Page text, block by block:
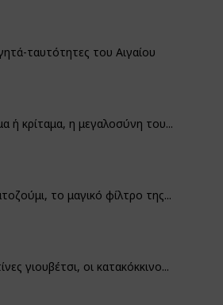
ταυτότητες του Αιγαίου
ή κρίταμα, η μεγαλοσύνη του...
το μαγικό φίλτρο της...
γιουβέτσι, οι κατακόκκινο...